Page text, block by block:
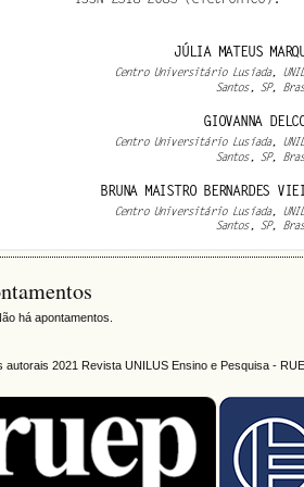
há apontamentos.
autorais 2021 Revista UNILUS Ensino e Pesquisa -